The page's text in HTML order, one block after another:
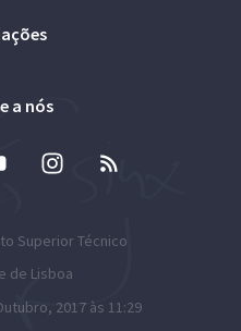
a nós
Superior Técnico
de Lisboa
2017 às 11:29